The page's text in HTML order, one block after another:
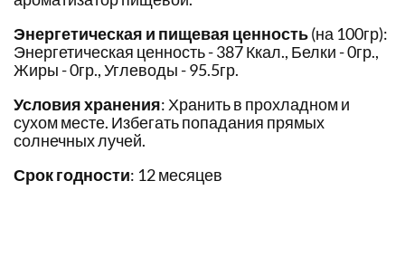
Энергетическая и пищевая ценность(на 100гр):
Энергетическая ценность - 387 Ккал., Белки - 0гр.,
Жиры - 0гр., Углеводы - 95.5гр.
Условия хранения: Хранить в прохладном и
сухом месте. Избегать попадания прямых
солнечных лучей.
Срок годности: 12 месяцев